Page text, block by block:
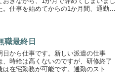
。仕事を始めてからの1か月間、通勤と
した。入社前に聞い...
職最終日
日から仕事です。新しい派遣の仕事
、時給は高くないのですが、研修終了
は在宅勤務が可能です。通勤のストレ